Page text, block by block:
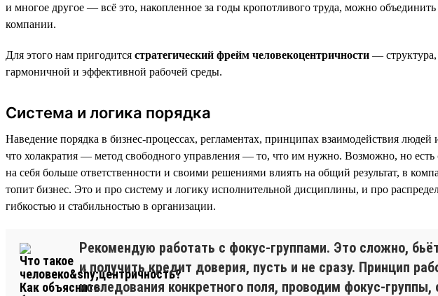
и многое другое — всё это, накопленное за годы кропотливого труда, можно
компании.
Для этого нам пригодится стратегический фрейм человекоцентричности —
гармоничной и эффективной рабочей среды.
Система и логика порядка
Наведение порядка в бизнес-процессах, регламентах, принципах взаимодействия
что холакратия — метод свободного управления — то, что им нужно. Возможно, но
на себя больше ответственности и своими решениями влиять на общий результат, в
топит бизнес. Это и про систему и логику исполнительной дисциплины, и про
гибкостью и стабильностью в организации.
Рекомендую работать с фокус-группами. Это сложно,
и получить кредит доверия, пусть и не сразу. Принцип
исследования конкретного поля, проводим фокус-